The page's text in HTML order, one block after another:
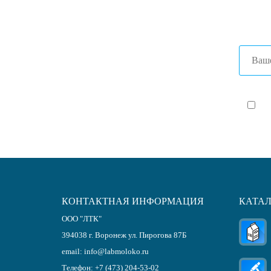
КОНТАКТНАЯ ИНФОРМАЦИЯ
ООО "ЛТК"
394038 г. Воронеж ул. Пирогова 87Б
email: info@labmoloko.ru
Телефон: +7 (473) 204-53-02